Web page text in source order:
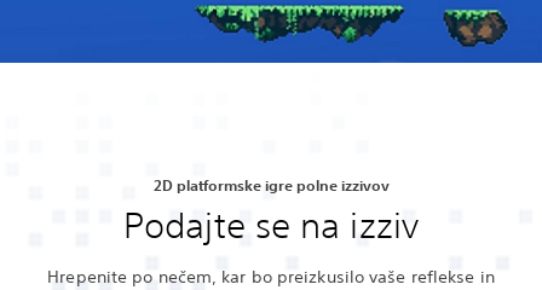
2D platformske igre polne izzivov
Podajte se na izziv
Hrepenite po nečem, kar bo preizkusilo vaše reflekse in